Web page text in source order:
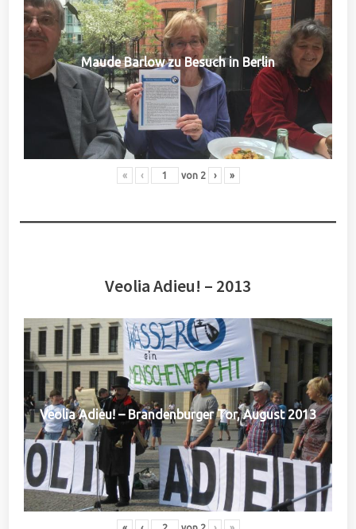
Maude Barlow zu Besuch in Berlin
« ‹ von 2 › »
Veolia Adieu! – 2013
Veolia Adieu! – Brandenburger Tor, August 2013